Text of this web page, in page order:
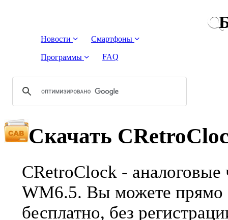
Новости Смартфоны
Программы FAQ
Скачать
CRetroClock -
WM6.5. Вы можете прямо
бесплатно, без